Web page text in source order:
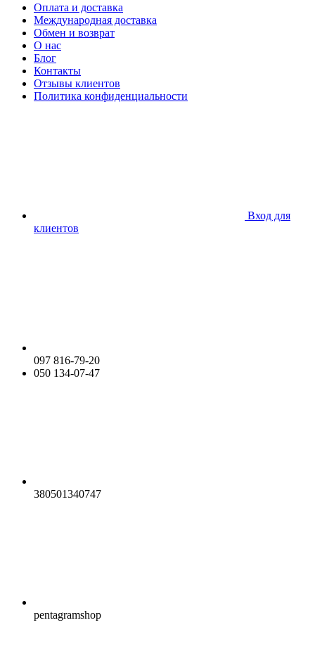
Оплата и доставка
Международная доставка
Обмен и возврат
О нас
Блог
Контакты
Отзывы клиентов
Политика конфиденциальности
Вход для
клиентов
097 816-79-20
050 134-07-47
380501340747
pentagramshop